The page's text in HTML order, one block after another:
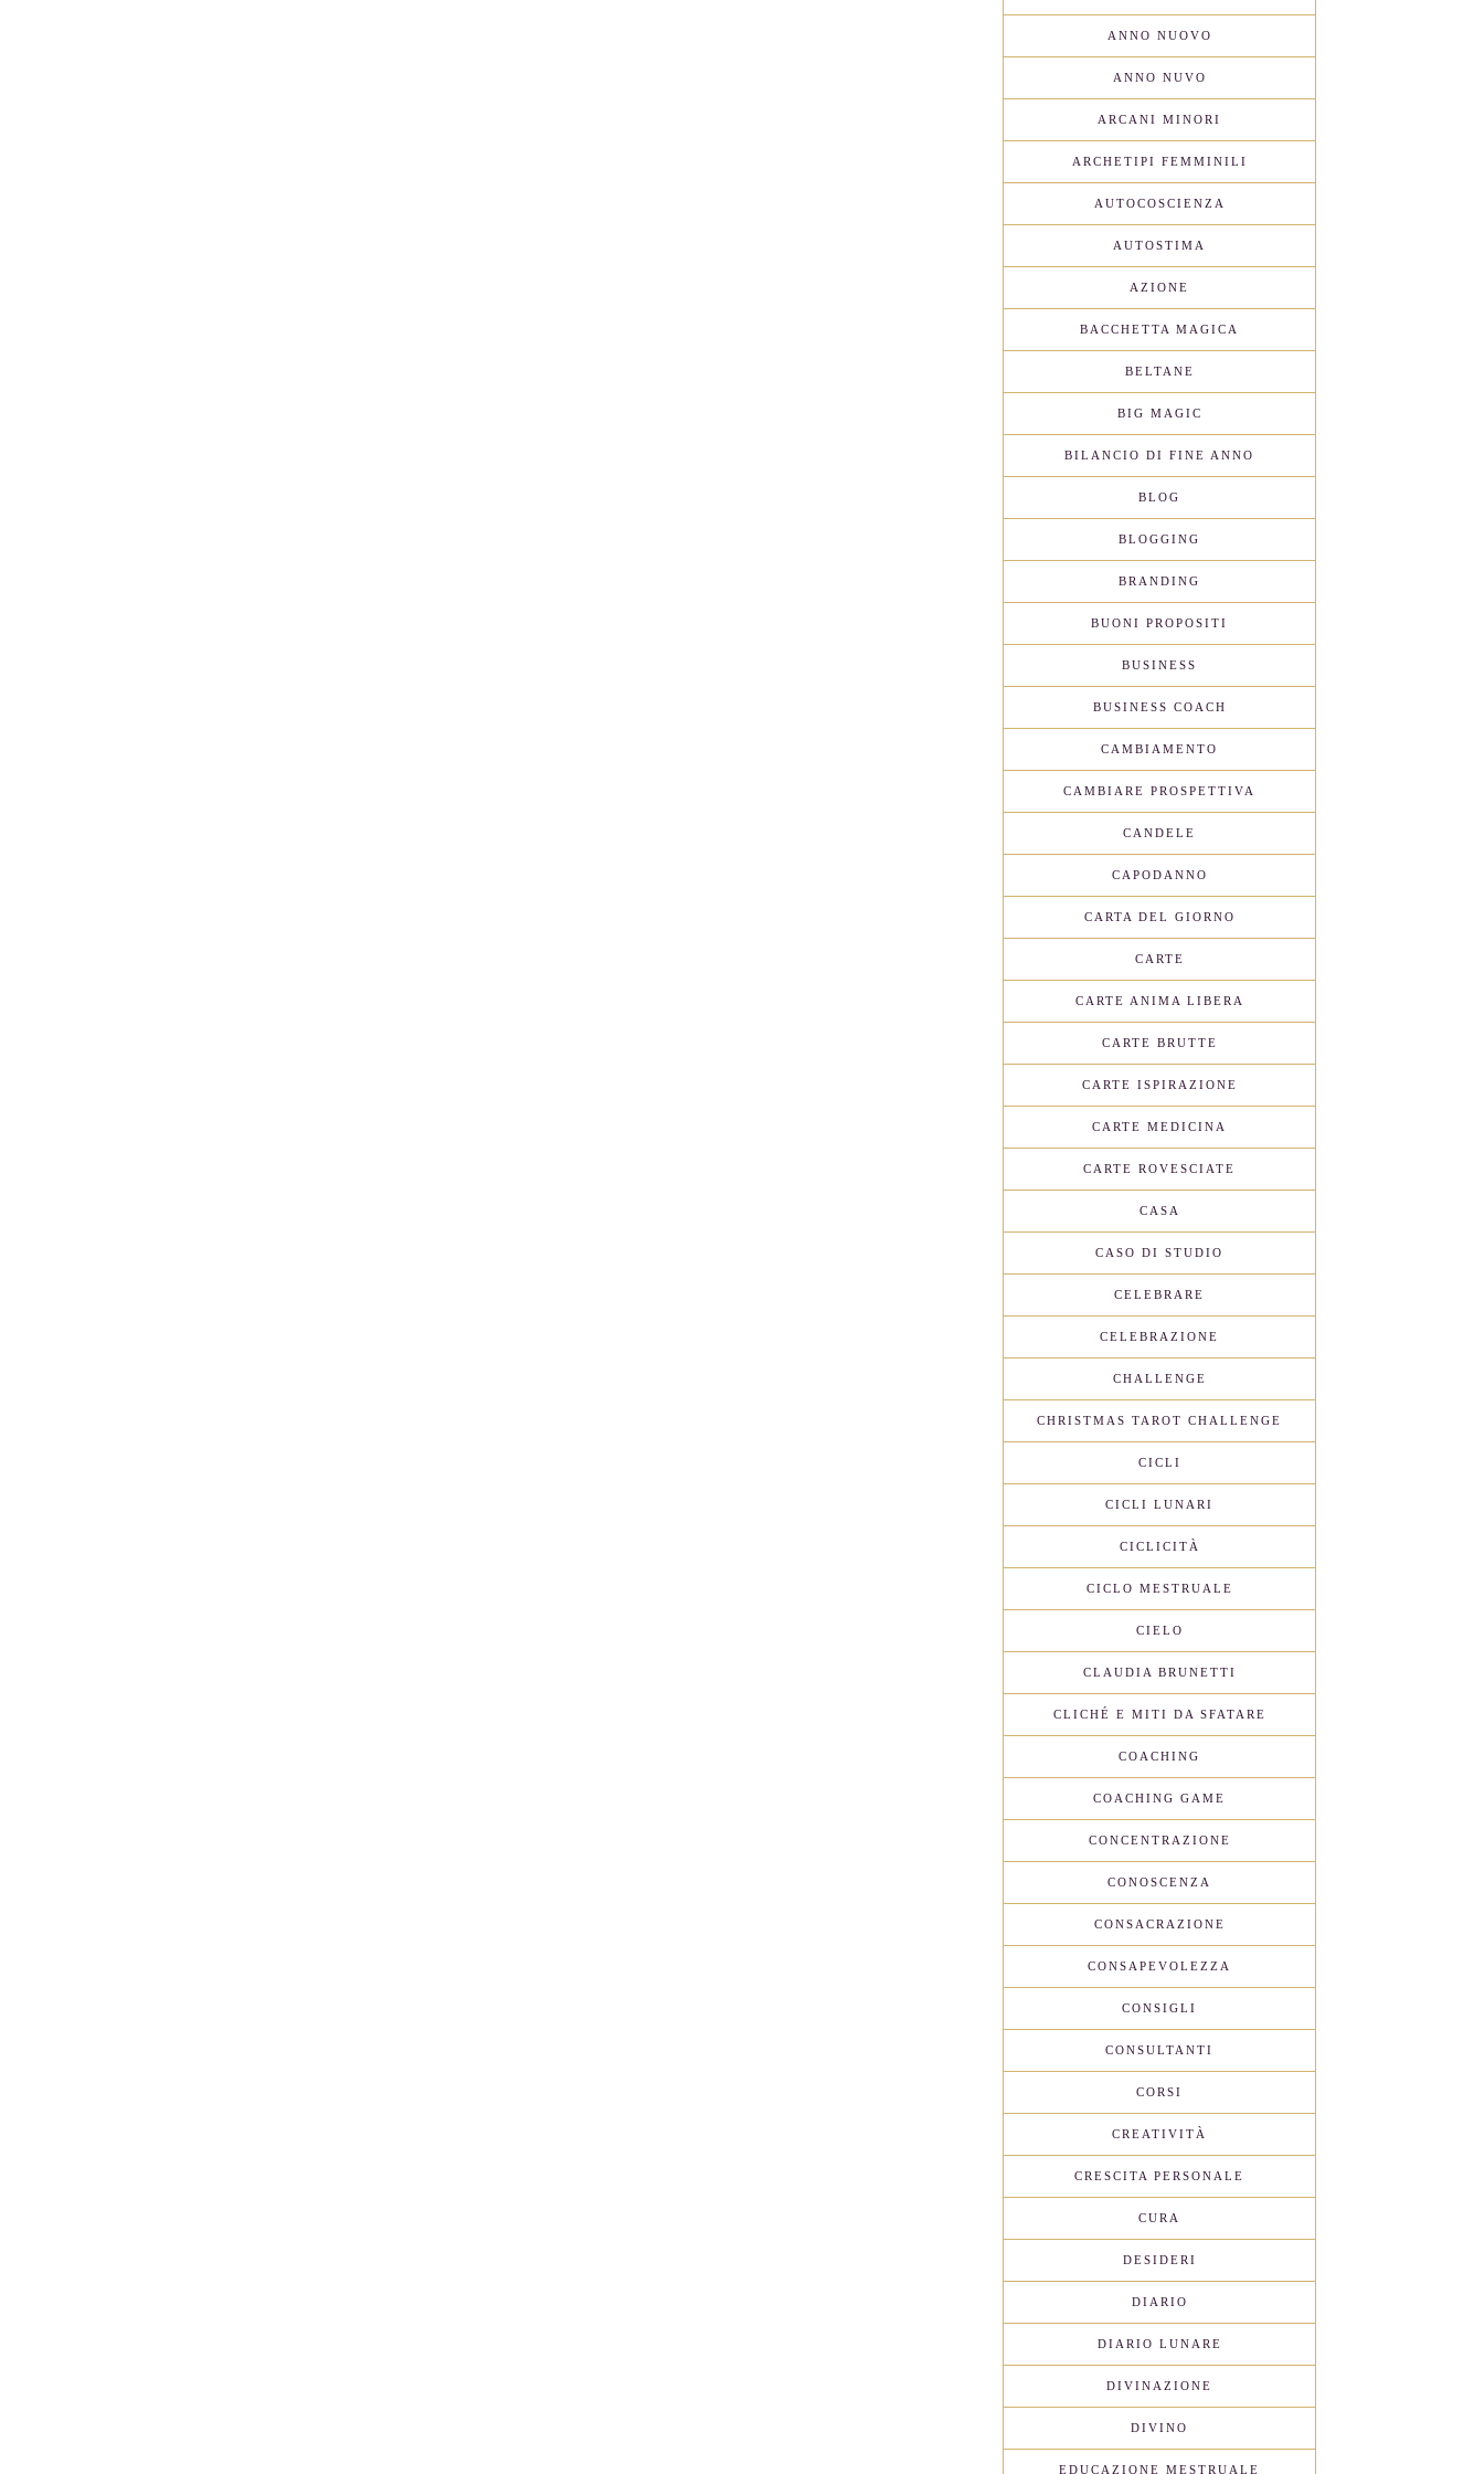
ANNO NUOVO
ANNO NUVO
ARCANI MINORI
ARCHETIPI FEMMINILI
AUTOCOSCIENZA
AUTOSTIMA
AZIONE
BACCHETTA MAGICA
BELTANE
BIG MAGIC
BILANCIO DI FINE ANNO
BLOG
BLOGGING
BRANDING
BUONI PROPOSITI
BUSINESS
BUSINESS COACH
CAMBIAMENTO
CAMBIARE PROSPETTIVA
CANDELE
CAPODANNO
CARTA DEL GIORNO
CARTE
CARTE ANIMA LIBERA
CARTE BRUTTE
CARTE ISPIRAZIONE
CARTE MEDICINA
CARTE ROVESCIATE
CASA
CASO DI STUDIO
CELEBRARE
CELEBRAZIONE
CHALLENGE
CHRISTMAS TAROT CHALLENGE
CICLI
CICLI LUNARI
CICLICITÀ
CICLO MESTRUALE
CIELO
CLAUDIA BRUNETTI
CLICHÉ E MITI DA SFATARE
COACHING
COACHING GAME
CONCENTRAZIONE
CONOSCENZA
CONSACRAZIONE
CONSAPEVOLEZZA
CONSIGLI
CONSULTANTI
CORSI
CREATIVITÀ
CRESCITA PERSONALE
CURA
DESIDERI
DIARIO
DIARIO LUNARE
DIVINAZIONE
DIVINO
EDUCAZIONE MESTRUALE